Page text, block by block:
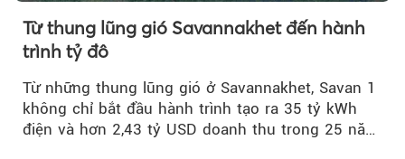
Từ thung lũng gió Savannakhet đến hành
trình tỷ đô
Từ những thung lũng gió ở Savannakhet, Savan 1
không chỉ bắt đầu hành trình tạo ra 35 tỷ kWh
điện và hơn 2,43 tỷ USD doanh thu trong 25 năm